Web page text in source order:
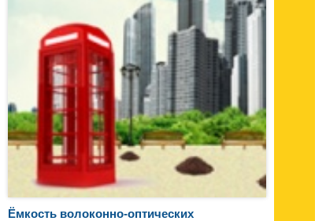
Ёмкость волоконно-оптических